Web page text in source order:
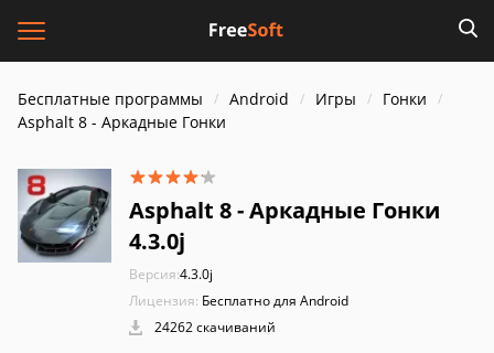
Бесплатные программы Android Игры
Гонки
Asphalt 8 - Аркадные Гонки
Asphalt 8 - Аркадные Гонки
4.3.0j
Версия:4.3.0j
Лицензия: Бесплатно для Android
24262 скачиваний